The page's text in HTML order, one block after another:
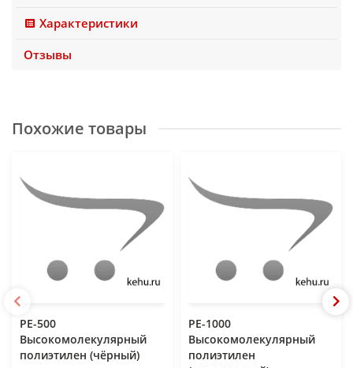
Характеристики
Отзывы
Похожие товары
РЕ-500
Высокомолекулярный
полиэтилен (чёрный)
РЕ-1000
Высокомолекулярный
полиэтилен